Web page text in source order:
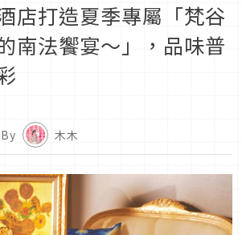
店打造夏季專屬「梵谷
南法饗宴～」，品味普
By 木木